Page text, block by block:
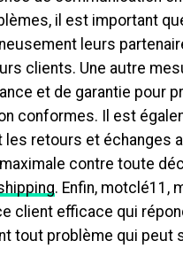
il est important
leurs
clients. Une autre
et de garantie pour
conformes. Il est
les retours et échanges
contre toute
. Enfin, motclé11,
client efficace qui
tout problème qui peut